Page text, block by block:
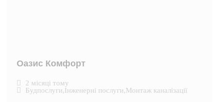
Оазис Комфорт
2 місяці тому
Будпослуги,Інженерні послуги,Монтаж каналізації